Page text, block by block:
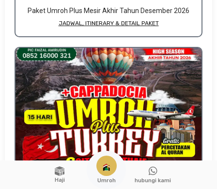
Paket Umroh Plus Mesir Akhir Tahun Desember 2026
JADWAL, ITINERARY & DETAIL PAKET
Haji Umroh hubungi kami